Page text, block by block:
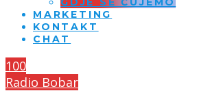
MARKETING
KONTAKT
CHAT
100
Radio Bobar